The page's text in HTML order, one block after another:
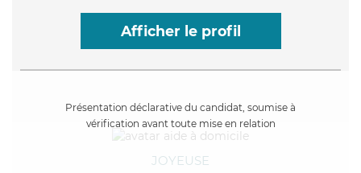
Afficher le profil
Présentation déclarative du candidat, soumise à
vérification avant toute mise en relation
JOYEUSE